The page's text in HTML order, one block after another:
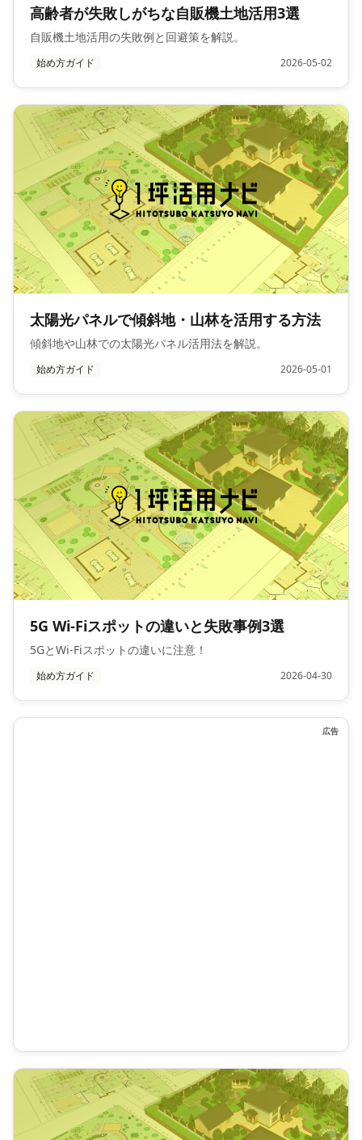
高齢者が失敗しがちな自販機土地活用3選
自販機土地活用の失敗例と回避策を解説。
始め方ガイド 2026-05-02
太陽光パネルで傾斜地・山林を活用する方法
傾斜地や山林での太陽光パネル活用法を解説。
始め方ガイド 2026-05-01
5G Wi-Fiスポットの違いと失敗事例3選
5GとWi-Fiスポットの違いに注意！
始め方ガイド 2026-04-30
広告